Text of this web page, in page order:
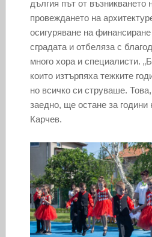
дългия път от възникването
провеждането на
осигуряване на
сградата и отбеляза с
много хора и специалисти.
които изтърпяха тежките
но всичко си струваше.
заедно, ще остане за години
Карчев.